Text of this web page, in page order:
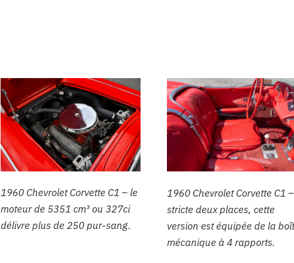
1960 Chevrolet Corvette C1 – le
moteur de 5351 cm³ ou 327ci
délivre plus de 250 pur-sang.
1960 Chevrolet Corvette C1 –
stricte deux places, cette
version est équipée de la
mécanique à 4 rapports.